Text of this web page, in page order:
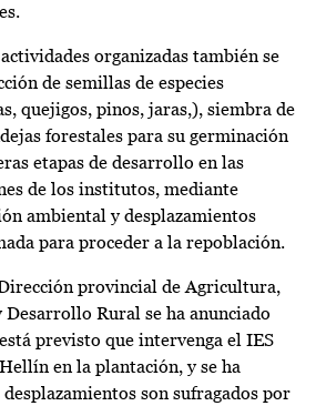
organizadas también se
de semillas de especies
quejigos, pinos, jaras,), siembra de
forestales para su germinación
etapas de desarrollo en las
de los institutos, mediante
ambiental y desplazamientos
para proceder a la repoblación.
provincial de Agricultura,
Rural se ha anunciado
previsto que intervenga el IES
en la plantación, y se ha
son sufragados por